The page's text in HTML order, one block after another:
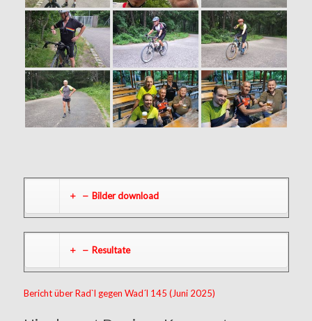
Bilder download
Resultate
Bericht über Rad`l gegen Wad´l 145 (Juni 2025)